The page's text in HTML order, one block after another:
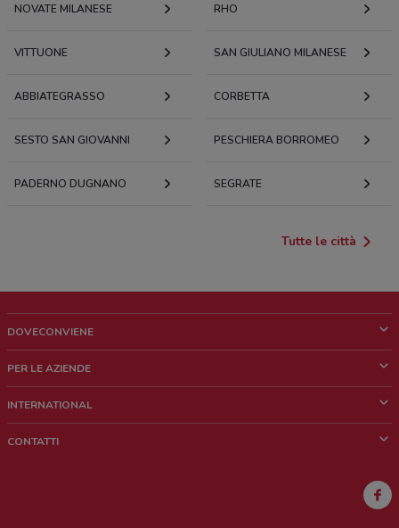
NOVATE MILANESE RHO
VITTUONE SAN GIULIANO MILANESE
ABBIATEGRASSO CORBETTA
SESTO SAN GIOVANNI PESCHIERA BORROMEO
PADERNO DUGNANO SEGRATE
Tutte le città
DOVECONVIENE
Chi siamo
Lavora con noi
PER LE AZIENDE
Richieste commerciali e marketing
INTERNATIONAL
CONTATTI